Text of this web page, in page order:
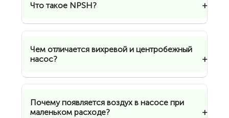
Что такое NPSH?
Чем отличается вихревой и центробежный
насос?
Почему появляется воздух в насосе при
маленьком расходе?